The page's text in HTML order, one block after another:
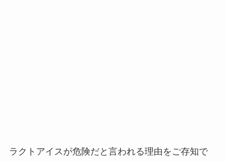
ラクトアイスが危険だと言われる理由をご存知で